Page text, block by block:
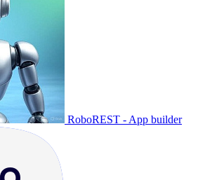
RoboREST - App builder